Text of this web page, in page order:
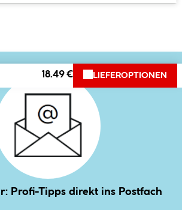
18.49 € LIEFEROPTIONEN
Profi-Tipps direkt ins Postfach